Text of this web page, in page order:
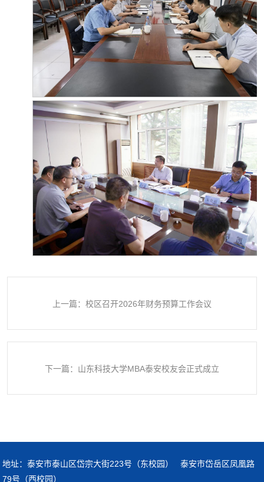
上一篇：校区召开2026年财务预算工作会议
下一篇：山东科技大学MBA泰安校友会正式成立
地址：泰安市泰山区岱宗大街223号（东校园） 泰安市岱岳区凤凰路
79号（西校园）